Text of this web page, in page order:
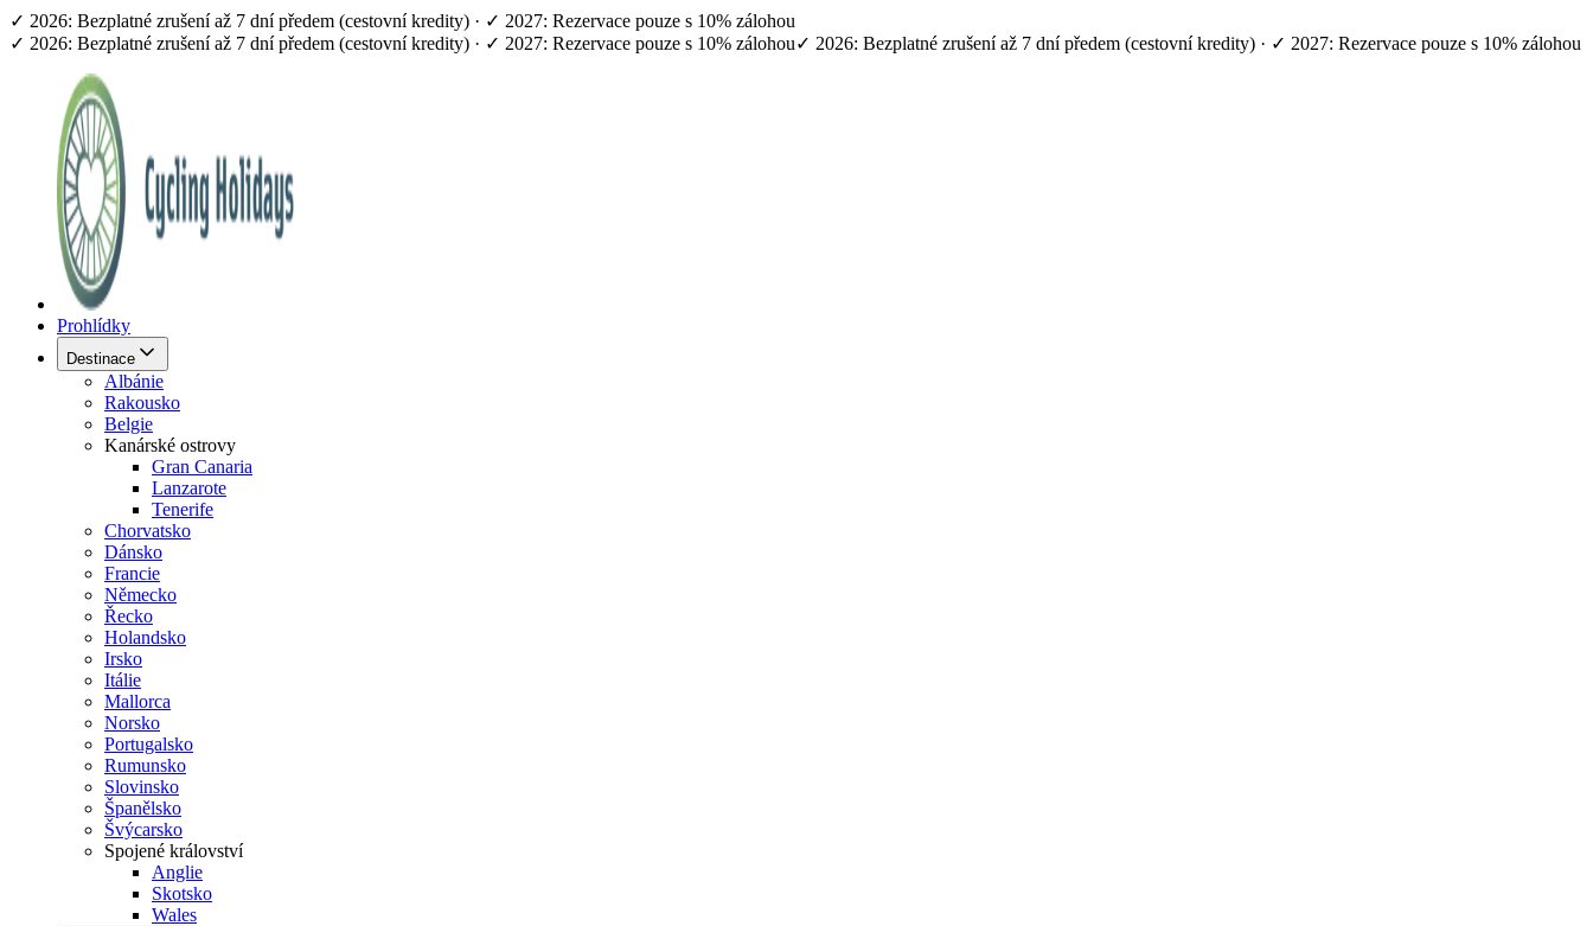
✓ 2026: Bezplatné zrušení až 7 dní předem (cestovní kredity) · ✓ 2027: Rezervace pouze s 10% zálohou
✓ 2026: Bezplatné zrušení až 7 dní předem (cestovní kredity) · ✓ 2027: Rezervace pouze s 10% zálohou✓ 2026: Bezplatné zrušení až 7 dní předem (cestovní kredity) · ✓ 2027: Rezervace pouze s 10% zálohou
Prohlídky
Destinace
Albánie
Rakousko
Belgie
Kanárské ostrovy
Gran Canaria
Lanzarote
Tenerife
Chorvatsko
Dánsko
Francie
Německo
Řecko
Holandsko
Irsko
Itálie
Mallorca
Norsko
Portugalsko
Rumunsko
Slovinsko
Španělsko
Švýcarsko
Spojené království
Anglie
Skotsko
Wales